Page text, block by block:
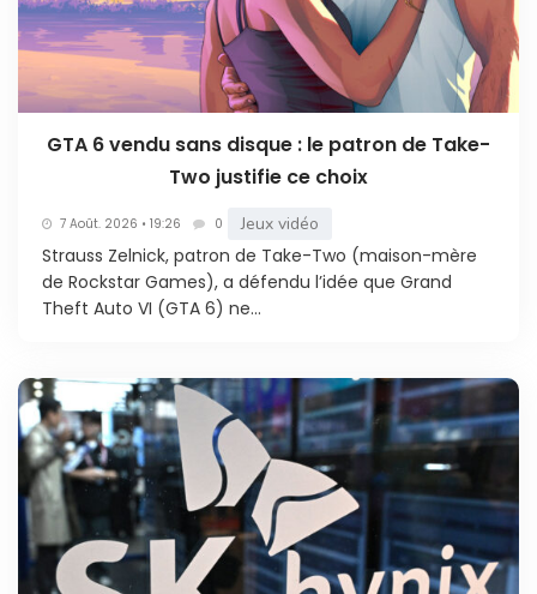
GTA 6 vendu sans disque : le patron de Take-
Two justifie ce choix
7 Août. 2026 • 19:26 0 Jeux vidéo
Strauss Zelnick, patron de Take-Two (maison-mère
de Rockstar Games), a défendu l’idée que Grand
Theft Auto VI (GTA 6) ne...